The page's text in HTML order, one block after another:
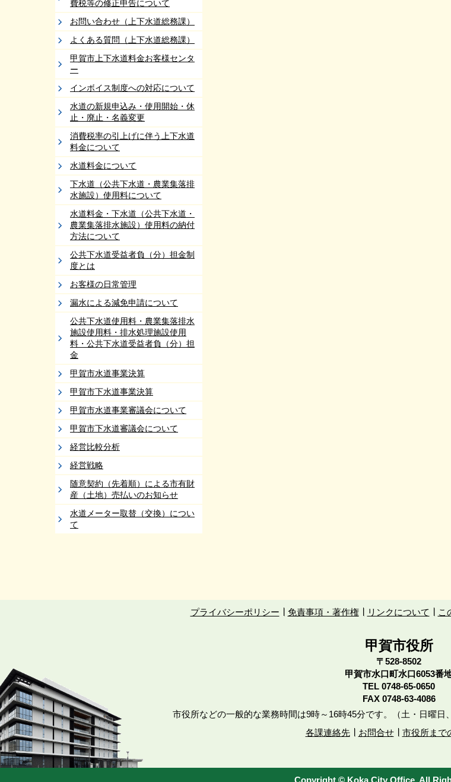
費税等の修正申告について
お問い合わせ（上下水道総務課）
よくある質問（上下水道総務課）
甲賀市上下水道料金お客様センタ
ー
インボイス制度への対応について
水道の新規申込み・使用開始・休
止・廃止・名義変更
消費税率の引上げに伴う上下水道
料金について
水道料金について
下水道（公共下水道・農業集落排
水施設）使用料について
水道料金・下水道（公共下水道・
農業集落排水施設）使用料の納付
方法について
公共下水道受益者負（分）担金制
度とは
お客様の日常管理
漏水による減免申請について
公共下水道使用料・農業集落排水
施設使用料・排水処理施設使用
料・公共下水道受益者負（分）担
金
甲賀市水道事業決算
甲賀市下水道事業決算
甲賀市水道事業審議会について
甲賀市下水道審議会について
経営比較分析
経営戦略
随意契約（先着順）による市有財
産（土地）売払いのお知らせ
水道メーター取替（交換）につい
て
プライバシーポリシー 免責事項・著作権 リンクについて こ
甲賀市役所
〒528-8502
甲賀市水口町水口6053番
TEL 0748-65-0650
FAX 0748-63-4086
市役所などの一般的な業務時間は9時～16時45分です。（土・日曜日
各課連絡先
お問合せ 市役所まで